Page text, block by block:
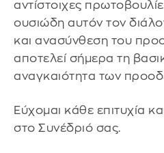
αντίστοιχες
ουσιώδη αυτόν τον
και ανασύνθεση του
αποτελεί σήμερα τη
αναγκαιότητα των
Εύχομαι κάθε επιτυχία
στο Συνέδριό σας.